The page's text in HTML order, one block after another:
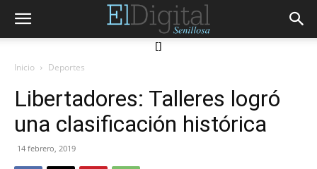
[]
Inicio Deportes
Libertadores: Talleres logró
una clasificación histórica
14 febrero, 2019